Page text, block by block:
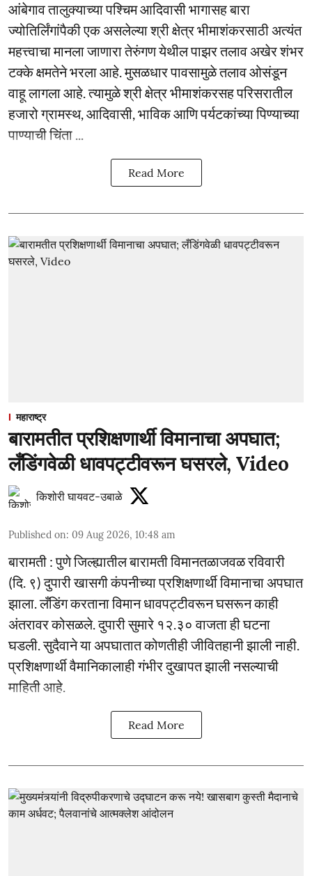
आंबेगाव तालुक्याच्या पश्चिम आदिवासी भागासह बारा
ज्योतिर्लिंगांपैकी एक असलेल्या श्री क्षेत्र भीमाशंकरसाठी अत्यंत
महत्त्वाचा मानला जाणारा तेरुंगण येथील पाझर तलाव अखेर शंभर
टक्के क्षमतेने भरला आहे. मुसळधार पावसामुळे तलाव ओसंडून
वाहू लागला आहे. त्यामुळे श्री क्षेत्र भीमाशंकरसह परिसरातील
हजारो ग्रामस्थ, आदिवासी, भाविक आणि पर्यटकांच्या पिण्याच्या
पाण्याची चिंता ...
Read More
महाराष्ट्र
बारामतीत प्रशिक्षणार्थी विमानाचा अपघात;
लँडिंगवेळी धावपट्टीवरून घसरले, Video
किशोरी घायवट-उबाळे
Published on: 09 Aug 2026, 10:48 am
बारामती : पुणे जिल्ह्यातील बारामती विमानतळाजवळ रविवारी
(दि. ९) दुपारी खासगी कंपनीच्या प्रशिक्षणार्थी विमानाचा अपघात
झाला. लँडिंग करताना विमान धावपट्टीवरून घसरून काही
अंतरावर कोसळले. दुपारी सुमारे १२.३० वाजता ही घटना
घडली. सुदैवाने या अपघातात कोणतीही जीवितहानी झाली नाही.
प्रशिक्षणार्थी वैमानिकालाही गंभीर दुखापत झाली नसल्याची
माहिती आहे.
Read More